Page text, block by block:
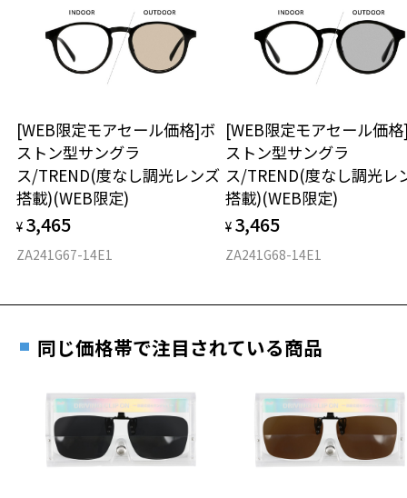
使用上の注意：高温のところに置いたり、傷をつけるような金属と一
緒にしまわないようご注意下さい。
＜実店舗でサングラスまたはパッケージ商品等のレンズ交換について
戴する場合がございます。
店頭でレンズ交換をされるお客様は、商品発送から6か月以内に、ご購
入した商品本体と発送日がわかる【商品発送メール】を店頭スタッフ
にご提示いだければ、初回に限り加工賃はかかりませんので、必ずス
タッフにご提示ください。
商品発送から6か月を過ぎた場合、又はお客様からの【商品発送メー
ル】のご提示が無かった場合、レンズ代金の他に加工賃として3,300
仕上がり寸法
D 仕上がりの横幅：約135mm
E 仕上がりの縦幅：約44mm
※メガネ：デモレンズを外した重さ
タイプ
ボストン
日または発送日より１年間修理又は交換させて頂
きます。
※保証期間内に交換が行われた場合、保証期間は初期の期間から
延長されません。
安心2 視力測定無料
視力の変化を早めに発見するために、定期的な視
力測定をおすすめいたします。
安心3 かかり具合調整無料
もっと見る
談ください。
オンラインストアでフレームのみ購入して、
実店舗で度付きにできます
ご購入時に「レンズ交換券」をお選びいただくと、実店舗で
度数を測定のうえ、度付きレンズ（標準セットレンズ）へ無
料交換いただけます。
詳しくはこちら
その際は記入用紙をダウンロードしてお使いください。
ダウンロード
[WEB限定モアセール価格]ボ
ストン型サングラ
ス/TREND(度なし調光レンズ
搭載)(WEB限定)
¥ 3,465
ZA241G67-14E1
[WEB限定モアセール価
ストン型サングラ
ス/TREND(度なし調光レ
搭載)(WEB限定)
¥ 3,465
ZA241G68-14E1
同じ価格帯で注目されている商品